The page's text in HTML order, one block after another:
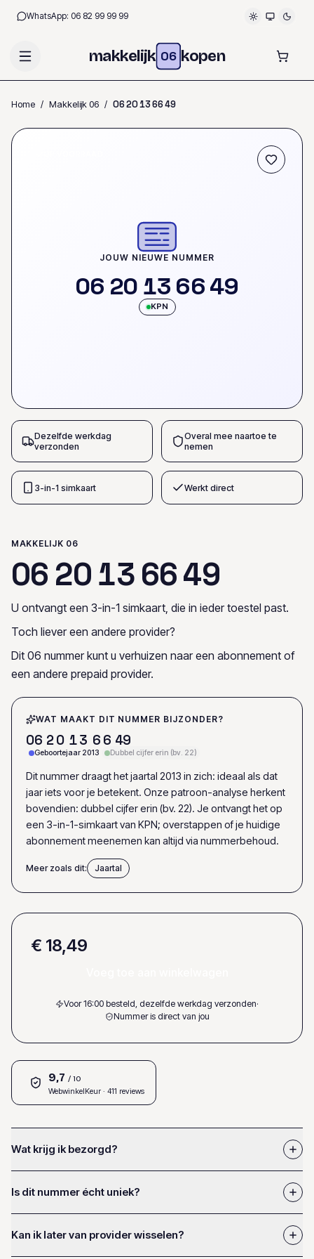
WhatsApp: 06 82 99 99 99
makkelijk 06 kopen
Home / Makkelijk 06 / 0620136649
JOUW NIEUWE NUMMER
06 20 13 6649
KPN
Dezelfde werkdag
verzonden
Overal mee naartoe te
nemen
3-in-1 simkaart Werkt direct
MAKKELIJK 06
06 20136649
U ontvangt een 3-in-1 simkaart, die in ieder toestel past.
Toch liever een andere provider?
Dit 06 nummer kunt u verhuizen naar een abonnement of
een andere prepaid provider.
WAT MAAKT DIT NUMMER BIJZONDER?
06 20 13 6 6 49
Geboortejaar 2013 Dubbel cijfer erin (bv. 22)
Dit nummer draagt het jaartal 2013 in zich: ideaal als dat
jaar iets voor je betekent. Onze patroon-analyse herkent
bovendien: dubbel cijfer erin (bv. 22). Je ontvangt het op
een 3-in-1-simkaart van KPN; overstappen of je huidige
abonnement meenemen kan altijd via nummerbehoud.
Meer zoals dit: Jaartal
€ 18,49
Voor 16:00 besteld, dezelfde werkdag verzonden·
Nummer is direct van jou
9,7 / 10
WebwinkelKeur · 411 reviews
Wat krijg ik bezorgd?
Is dit nummer écht uniek?
Kan ik later van provider wisselen?